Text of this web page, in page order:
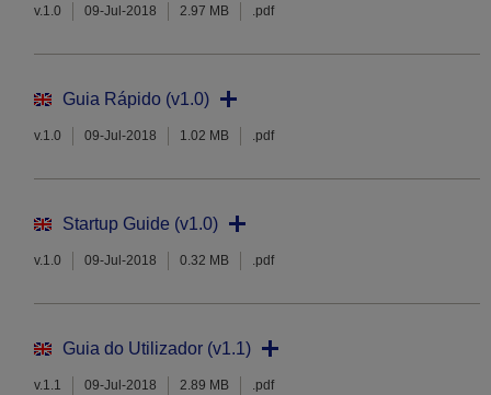
v.1.0 09-Jul-2018 2.97 MB .pdf
Guia Rápido (v1.0)
v.1.0 09-Jul-2018 1.02 MB .pdf
Startup Guide (v1.0)
v.1.0 09-Jul-2018 0.32 MB .pdf
Guia do Utilizador (v1.1)
v.1.1 09-Jul-2018 2.89 MB .pdf